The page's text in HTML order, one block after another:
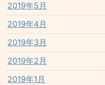
2019年5月
2019年4月
2019年3月
2019年2月
2019年1月